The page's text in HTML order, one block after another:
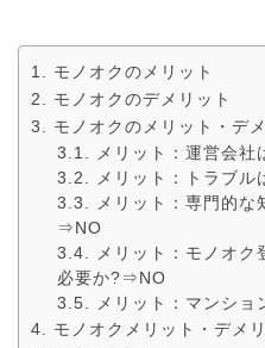
モノオクのメリット
モノオクのデメリット
モノオクのメリット・デ
メリット：運営会
メリット：トラブ
メリット：専門的
⇒NO
メリット：モノオク
必要か?⇒NO
メリット：マンシ
モノオクメリット・デメ